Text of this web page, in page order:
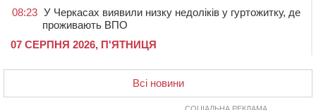
08:23 У Черкасах виявили низку недоліків у гуртожитку, де
проживають ВПО
07 СЕРПНЯ 2026, П'ЯТНИЦЯ
20:13 Черкаси виділять близько 20 млн грн на роботу
Всі новини